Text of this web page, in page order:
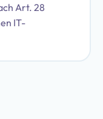
Art. 28
IT-